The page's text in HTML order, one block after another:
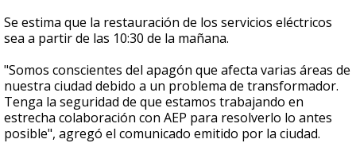
Se estima que la restauración de los servicios eléctricos
sea a partir de las 10:30 de la mañana.
"Somos conscientes del apagón que afecta varias áreas de
nuestra ciudad debido a un problema de transformador.
Tenga la seguridad de que estamos trabajando en
estrecha colaboración con AEP para resolverlo lo antes
posible", agregó el comunicado emitido por la ciudad.